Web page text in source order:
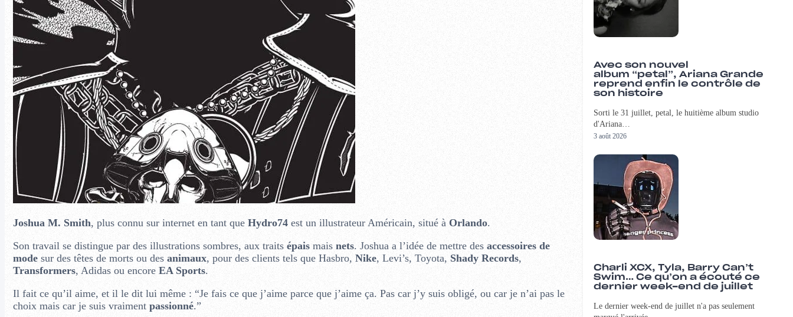
Joshua M. Smith, plus connu sur internet en tant que Hydro74est un illustrateur Américain, situé à Orlando.
Son travail se distingue par des illustrations sombres, aux traits épais mais nets. Joshua a l’idée de mettre des accessoires de
modesur des têtes de morts ou des animaux, pour des clients tels que Hasbro, Nike, Levi’s, Toyota, Shady Records,
Transformers, Adidas ou encore EA Sports.
Il fait ce qu’il aime, et il le dit lui même : “Je fais ce que j’aime parce que j’aime ça. Pas car j’y suis obligé, ou car je n’ai pas le
choix mais car je suis vraiment passionné.”
Avec son nouvel
album “petal”, Ariana Grande
reprend enfin le contrôle de
son histoire
Sorti le 31 juillet, petal, le huitième album studio
d'Ariana…
3 août 2026
Charli XCX, Tyla, Barry Can’t
Swim… Ce qu’on a écouté ce
dernier week-end de juillet
Le dernier week-end de juillet n'a pas seulement